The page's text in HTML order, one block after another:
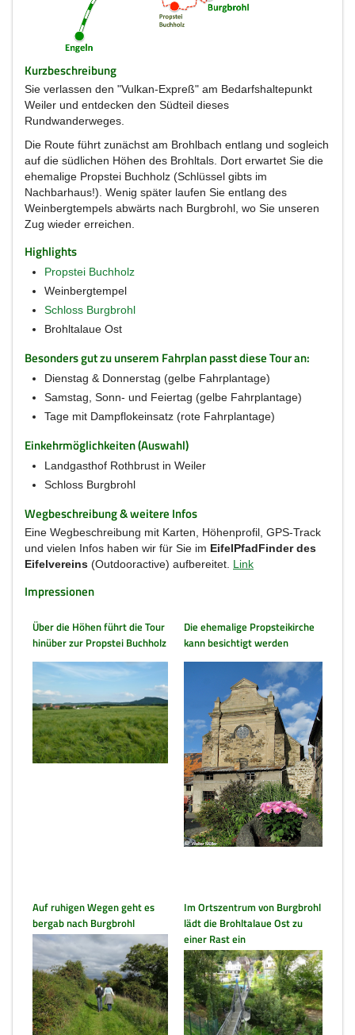
Kurzbeschreibung
Sie verlassen den "Vulkan-Expreß" am Bedarfshaltepunkt
Weiler und entdecken den Südteil dieses
Rundwanderweges.
Die Route führt zunächst am Brohlbach entlang und sogleich
auf die südlichen Höhen des Brohltals. Dort erwartet Sie die
ehemalige Propstei Buchholz (Schlüssel gibts im
Nachbarhaus!). Wenig später laufen Sie entlang des
Weinbergtempels abwärts nach Burgbrohl, wo Sie unseren
Zug wieder erreichen.
Highlights
Propstei Buchholz
Weinbergtempel
Schloss Burgbrohl
Brohltalaue Ost
Besonders gut zu unserem Fahrplan passt diese Tour an:
Dienstag & Donnerstag (gelbe Fahrplantage)
Samstag, Sonn- und Feiertag (gelbe Fahrplantage)
Tage mit Dampflokeinsatz (rote Fahrplantage)
Einkehrmöglichkeiten (Auswahl)
Landgasthof Rothbrust in Weiler
Schloss Burgbrohl
Wegbeschreibung & weitere Infos
Eine Wegbeschreibung mit Karten, Höhenprofil, GPS-Track
und vielen Infos haben wir für Sie im EifelPfadFinder des
Eifelvereins (Outdooractive) aufbereitet. Link
Impressionen
Über die Höhen führt die Tour
hinüber zur Propstei Buchholz
Die ehemalige Propsteikirche
kann besichtigt werden
Auf ruhigen Wegen geht es
bergab nach Burgbrohl
Im Ortszentrum von Burgbrohl
lädt die Brohltalaue Ost zu
einer Rast ein